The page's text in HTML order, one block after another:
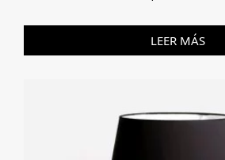
LEER MÁS